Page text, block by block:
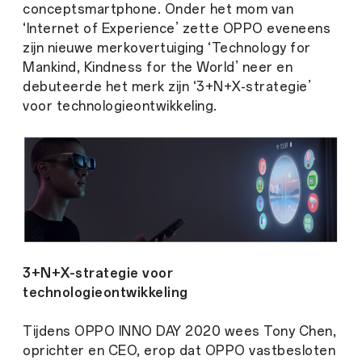
conceptsmartphone. Onder het mom van
‘Internet of Experience’ zette OPPO eveneens
zijn nieuwe merkovertuiging ‘Technology for
Mankind, Kindness for the World’ neer en
debuteerde het merk zijn ‘3+N+X-strategie’
voor technologieontwikkeling.
3+N+X-strategie voor
technologieontwikkeling
Tijdens OPPO INNO DAY 2020 wees Tony Chen,
oprichter en CEO, erop dat OPPO vastbesloten